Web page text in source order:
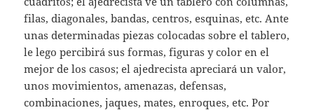
filas, diagonales, bandas, centros, esquinas, etc. Ante
unas determinadas piezas colocadas sobre el tablero,
le lego percibirá sus formas, figuras y color en el
mejor de los casos; el ajedrecista apreciará un valor,
unos movimientos, amenazas, defensas,
combinaciones, jaques, mates, enroques, etc. Por